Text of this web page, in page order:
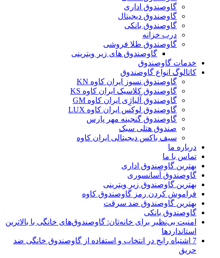
گاوصندوق اداری
گاوصندوق دیجیتال
گاوصندوق بانکی
درب خزانه
گاوصندوق طلا فروشی
گاوصندوق های زیر ویترینی
خدمات گاوصندوق
کاتالوگ انواع گاوصندوق
گاوصندوق نسوز ایران کاوه KN
گاوصندوق کلاسیک ایران کاوه KS
گاوصندوق آلیاژِی ایران کاوه GM
گاوصندوق لوکس ایران کاوه LUX
گاوصندوق گنجینه مهر پارس
صندوق هتلی سبک
سیف باکس دیجیتالی ایران کاوه
درباره ما
تماس با ما
بهترین گاوصندوق اداری
گاوصندوق آسانسوری
بهترین گاوصندوق زیر ویترینی
فراموش کردن رمز گاوصندوق کاوه
بهترین گاوصندوق ضد سرقت
گاوصندوق بانکی
امنیت بی‌نظیر برای خانه‌تان: گاوصندوق‌های خانگی با بالاترین
استانداردها
7 اشتباه رایج در انتخاب و استفاده از گاوصندوق خانگی ضد
حریق